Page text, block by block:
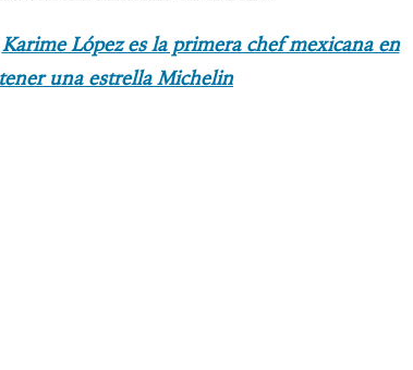
Karime López es la primera chef mexicana en
una estrella Michelin